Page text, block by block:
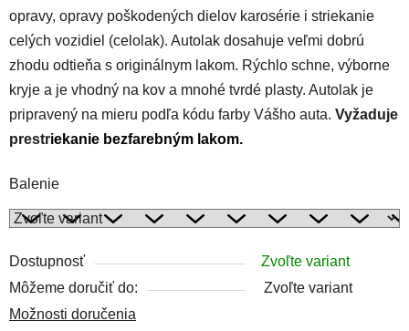
opravy, opravy poškodených dielov karosérie i striekanie
celých vozidiel (celolak). Autolak dosahuje veľmi dobrú
zhodu odtieňa s originálnym lakom. Rýchlo schne, výborne
kryje a je vhodný na kov a mnohé tvrdé plasty. Autolak je
pripravený na mieru podľa kódu farby Vášho auta. Vyžaduje
prestriekanie bezfarebným lakom.
Balenie
Dostupnosť
Zvoľte variant
Môžeme doručiť do:
Zvoľte variant
Možnosti doručenia